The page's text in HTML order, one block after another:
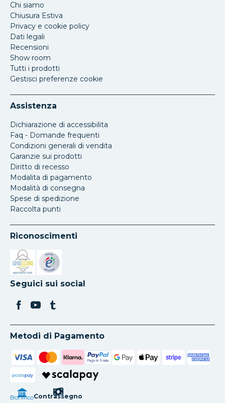
Chi siamo
Chiusura Estiva
Privacy e cookie policy
Dati legali
Recensioni
Show room
Tutti i prodotti
Gestisci preferenze cookie
Assistenza
Dichiarazione di accessibilita
Faq - Domande frequenti
Condizioni generali di vendita
Garanzie sui prodotti
Diritto di recesso
Modalita di pagamento
Modalità di consegna
Spese di spedizione
Raccolta punti
Riconoscimenti
Si apre in una nuova scheda
Si apre in una nuova scheda
Seguici sui social
Metodi di Pagamento
postepay
BonificoContrassegno